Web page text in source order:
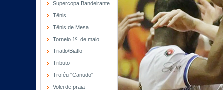
Supercopa Bandeirante
Tênis
Tênis de Mesa
Torneio 1º. de maio
Triatlo/Biatlo
Tributo
Troféu "Canudo"
Volei de praia